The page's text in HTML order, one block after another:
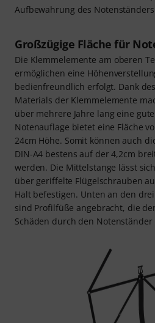
Aufbewahrung des
Großzügige Fläche für
Die Klemmelemente am oberen
ermöglichen eine
bedienfreundlich erfolgt. Dank
Materials der Klemmelemente
über mehrere Jahre lang eine
Notenauflage bietet eine Fläche
24cm Höhe. Somit können auch
DIN-A4 bestens auf der 4,2cm
werden. Die Mittelstange lässt
über geriffelte Flügelschrauben
Halt befestigen. Unten an den
sind Profilfüße angebracht, die
Schäden durch den Notenständer